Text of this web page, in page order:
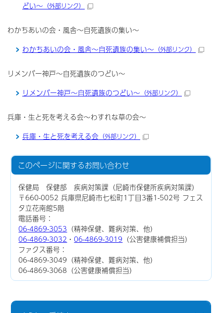
どい～ （外部リンク）
わかちあいの会・風舎～自死遺族の集い～
わかちあいの会・風舎～自死遺族の集い～ （外部リンク）
リメンバー神戸～自死遺族のつどい～
リメンバー神戸～自死遺族のつどい～ （外部リンク）
兵庫・生と死を考える会～わすれな草の会～
兵庫・生と死を考える会 （外部リンク）
このページに関するお問い合わせ
保健局 保健部 疾病対策課（尼崎市保健所疾病対策課）
〒660-0052 兵庫県尼崎市七松町1丁目3番1-502号 フェス
タ立花南館5階
電話番号：
06-4869-3053 （精神保健、難病対策、他）
06-4869-3032 ・06-4869-3019 （公害健康補償担当）
ファクス番号：
06-4869-3049（精神保健、難病対策、他）
06-4869-3068（公害健康補償担当）